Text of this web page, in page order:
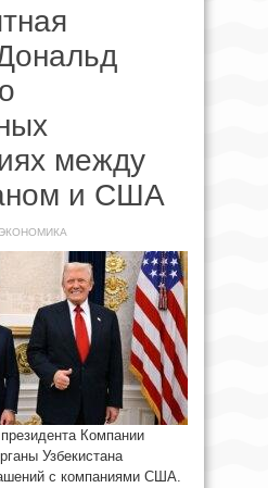
между
и США
ЭКОНОМИКА
Компании
Узбекистана
с компаниями США.